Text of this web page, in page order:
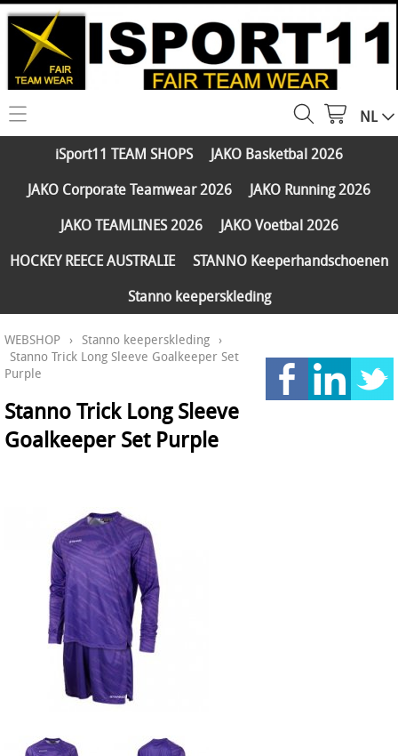
HOME
WEBSHOP
JAKO Running 2026
JAKO TEAMLINES 2026
HOCKEY REECE AUSTRALIE
STANNO Keeperhandschoenen
PARTNERS
Klantengroepen
Verzending - betaling
CONTACT
JAKO Matentabellen
NL
iSport11 TEAM SHOPS
JAKO Basketbal 2026
JAKO Corporate Teamwear 2026
JAKO Running 2026
JAKO TEAMLINES 2026
JAKO Voetbal 2026
HOCKEY REECE AUSTRALIE
STANNO Keeperhandschoenen
Stanno keeperskleding
WEBSHOP › Stanno keeperskleding ›
Stanno Trick Long Sleeve Goalkeeper Set
Purple
Stanno Trick Long Sleeve
Goalkeeper Set Purple